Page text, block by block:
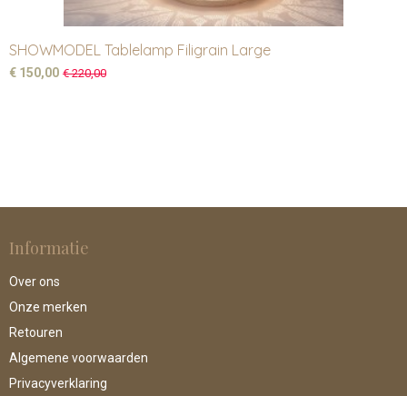
SHOWMODEL Tablelamp Filigrain Large
€ 150,00 € 220,00
Informatie
Over ons
Onze merken
Retouren
Algemene voorwaarden
Privacyverklaring